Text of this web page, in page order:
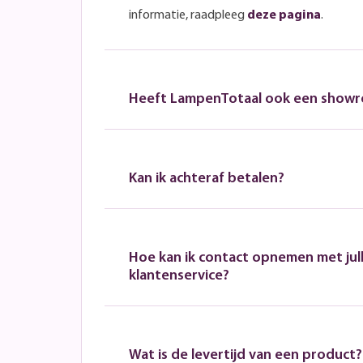
informatie, raadpleeg deze pagina.
Heeft LampenTotaal ook een
Kan ik achteraf betalen?
Hoe kan ik contact opnemen met
klantenservice?
Wat is de levertijd van een product?